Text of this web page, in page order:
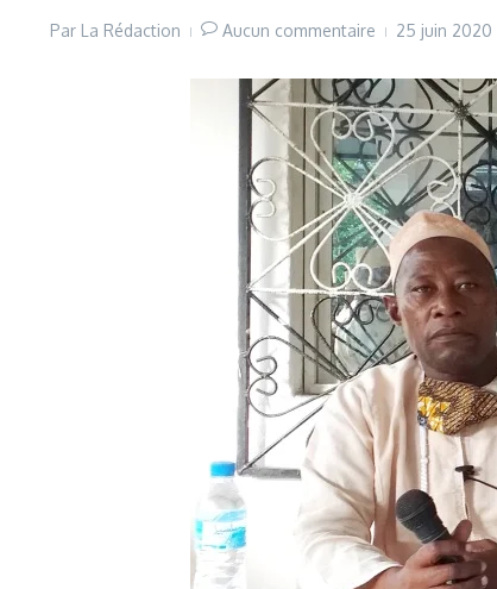
Par La Rédaction Aucun commentaire 25 juin 2020